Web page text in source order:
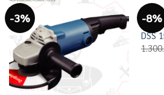
-3% -8%
MÁY
Máy
DSS